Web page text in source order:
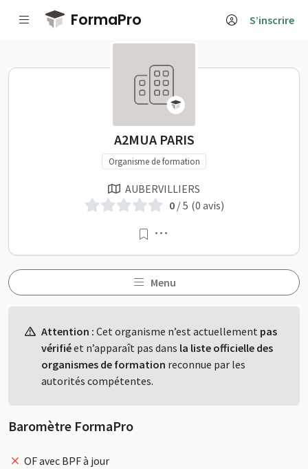
Passer au contenu principal
FormaPro S’inscrire
A2MUA PARIS sur
A2MUA PARIS
Organisme de formation
AUBERVILLIERS
0/ 5 (0 avis)
Menu
Attention : Cet organisme n’est actuellement pas
vérifiéet n’apparaît pas dans la liste officielle des
organismes de formation reconnue par les
autorités compétentes.
Baromètre FormaPro
OF avec BPF à jour